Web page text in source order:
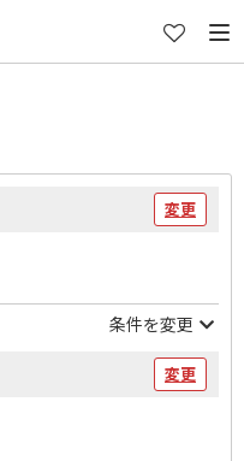
変更
条件を変更
変更